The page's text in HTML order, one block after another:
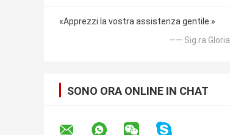
«Apprezzi la vostra assistenza gentile.»
—— Sig.ra Gloria
SONO ORA ONLINE IN CHAT